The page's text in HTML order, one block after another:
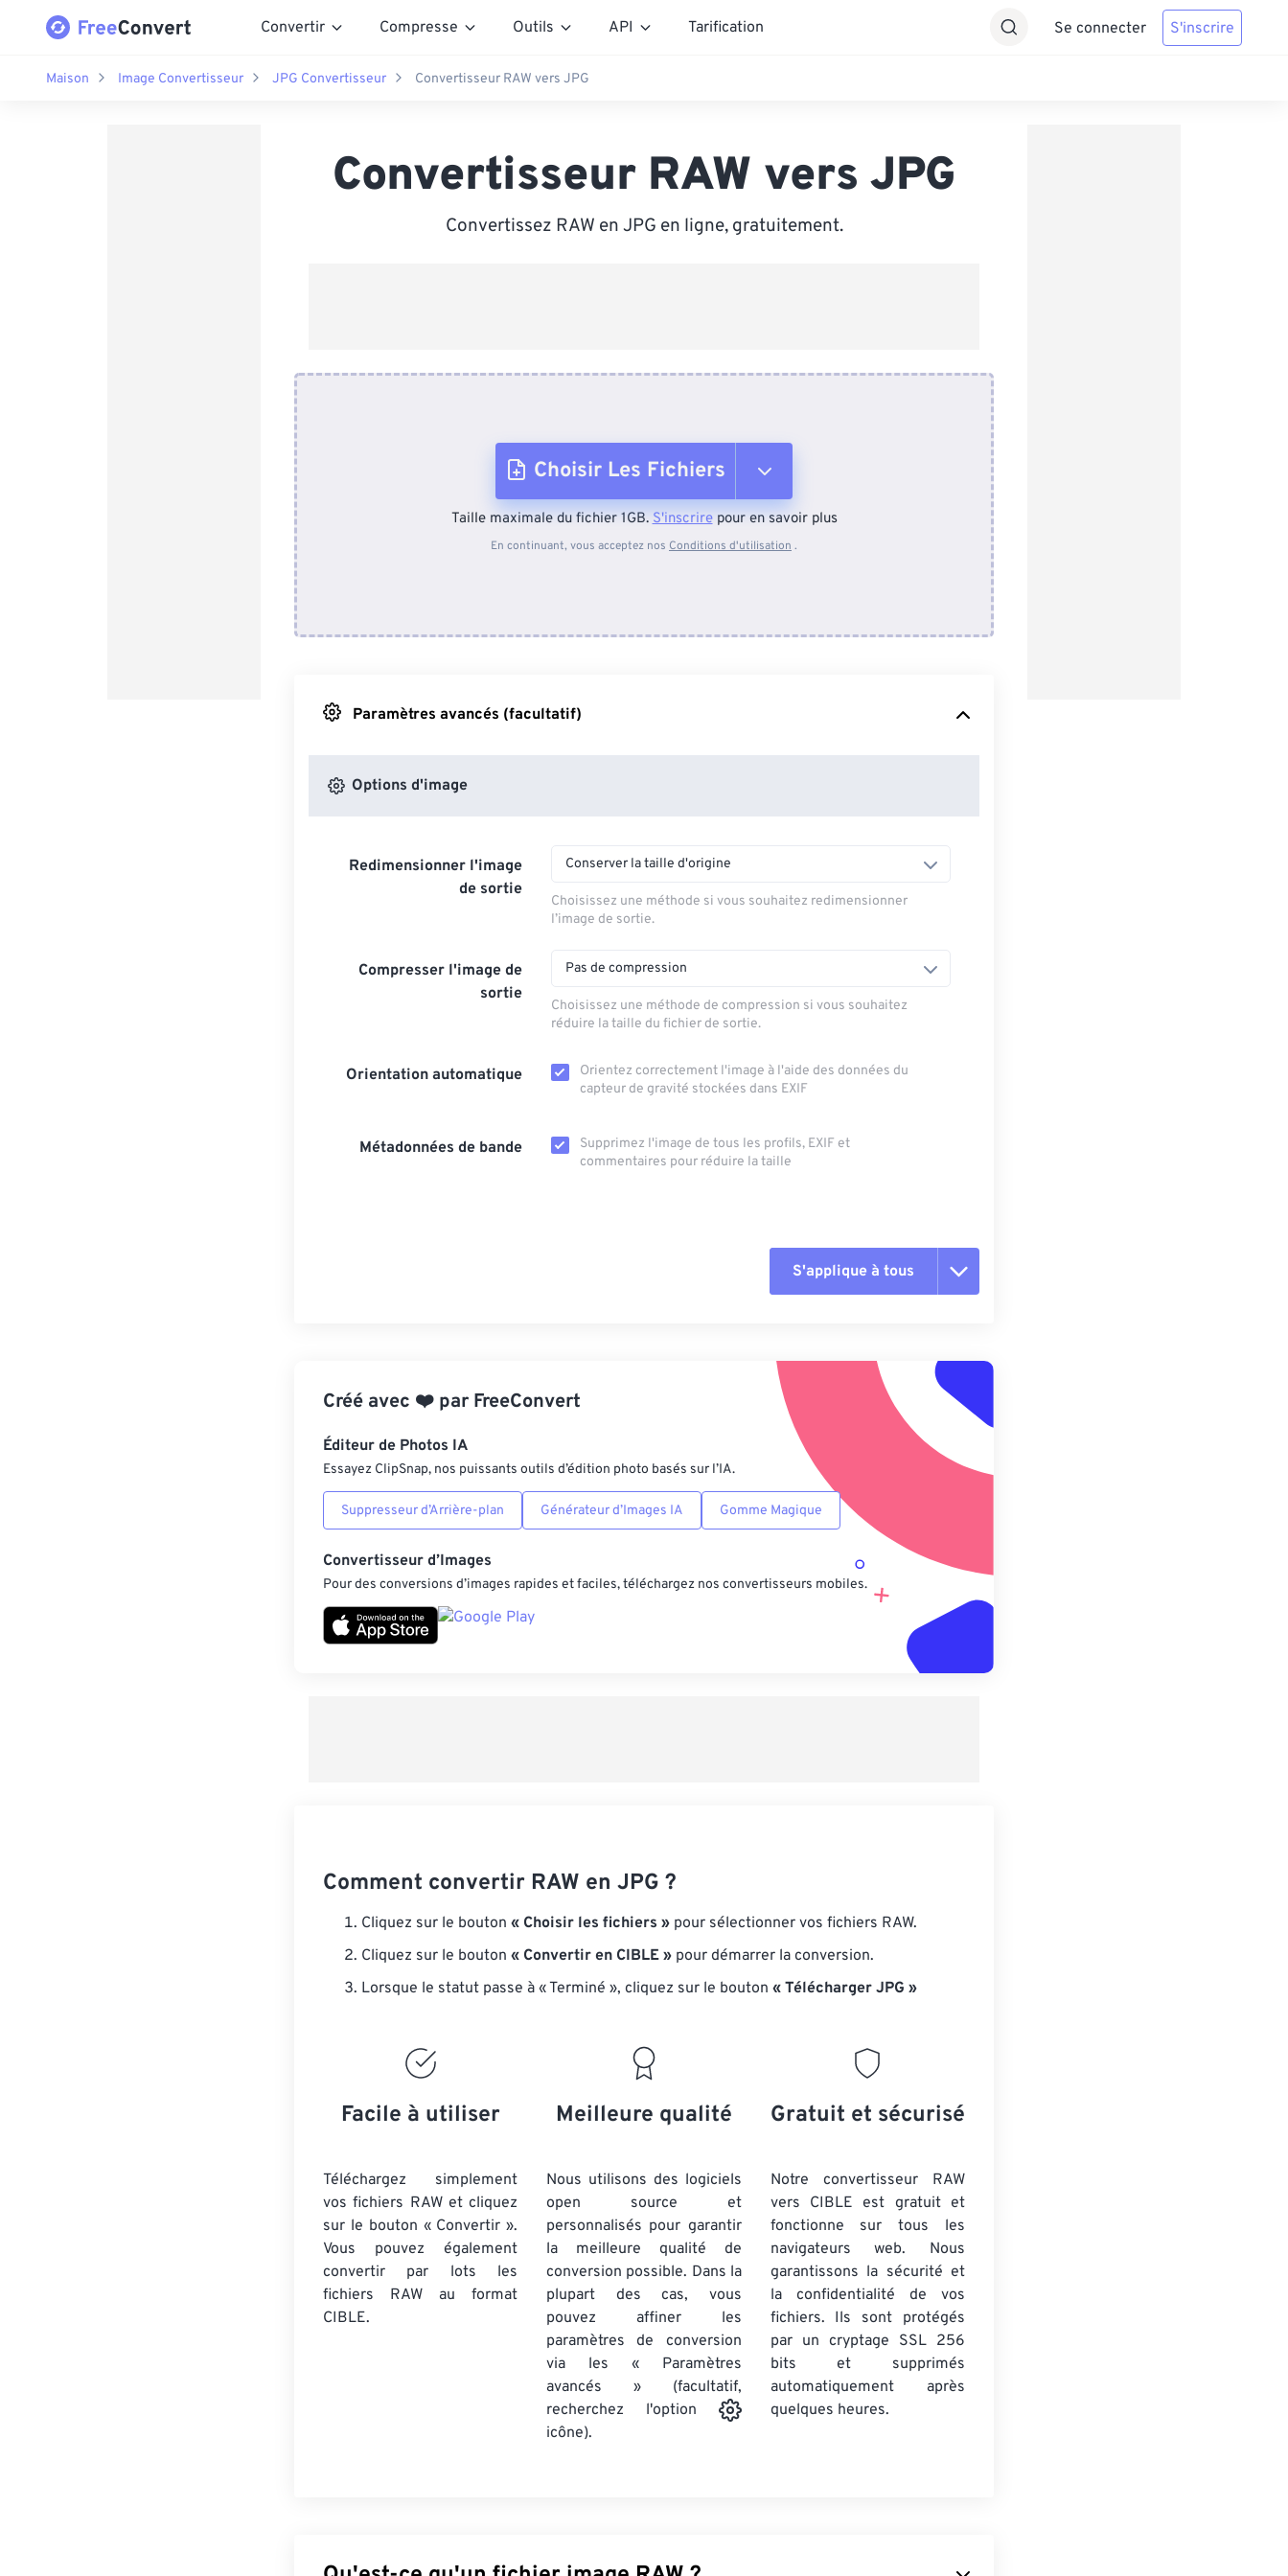
Convertir Compresse Outils API Tarification Se connecter S'inscrire
Maison Image Convertisseur JPG Convertisseur Convertisseur RAW vers JPG
Convertisseur RAW vers JPG
Convertissez RAW en JPG en ligne, gratuitement.
Choisir Les Fichiers
Depuis l'appareil
Taille maximale du fichier 1GB.S'inscrirepour en savoir plus
En continuant, vous acceptez nos Conditions d'utilisation .
Paramètres avancés (facultatif)
Options d'image
Redimensionner l'image
de sortie
Conserver la taille d'origine
Choisissez une méthode si vous souhaitez redimensionner
l’image de sortie.
Compresser l'image de
sortie
Pas de compression
Choisissez une méthode de compression si vous souhaitez
réduire la taille du fichier de sortie.
Orientation automatique
Orientez correctement l'image à l'aide des données du
capteur de gravité stockées dans EXIF
Métadonnées de bande
Supprimez l'image de tous les profils, EXIF ​​et
commentaires pour réduire la taille
S'applique à tous
Appliquer à partir du préréglage
Enregistrer comme préréglage
Créé avec ❤️ par FreeConvert
Éditeur de Photos IA
Essayez ClipSnap, nos puissants outils d’édition photo basés sur l’IA.
Suppresseur d’Arrière-plan Générateur d’Images IA Gomme Magique
Convertisseur d’Images
Pour des conversions d’images rapides et faciles, téléchargez nos convertisseurs mobiles.
Comment convertir RAW en JPG ?
Cliquez sur le bouton « Choisir les fichiers » pour sélectionner vos fichiers RAW.
Cliquez sur le bouton « Convertir en CIBLE » pour démarrer la conversion.
Lorsque le statut passe à « Terminé », cliquez sur le bouton « Télécharger JPG »
Facile à utiliser
Téléchargez simplement
vos fichiers RAW et cliquez
sur le bouton « Convertir ».
Vous pouvez également
convertir par lots les
fichiers RAW au format
CIBLE.
Meilleure qualité
Nous utilisons des logiciels
open source et
personnalisés pour garantir
la meilleure qualité de
conversion possible. Dans la
plupart des cas, vous
pouvez affiner les
paramètres de conversion
via les « Paramètres
avancés » (facultatif,
recherchez l'option
icône).
Gratuit et sécurisé
Notre convertisseur RAW
vers CIBLE est gratuit et
fonctionne sur tous les
navigateurs web. Nous
garantissons la sécurité et
la confidentialité de vos
fichiers. Ils sont protégés
par un cryptage SSL 256
bits et supprimés
automatiquement après
quelques heures.